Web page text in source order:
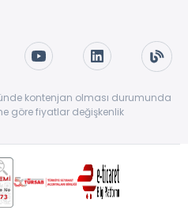
kontenjan olması durumunda
göre fiyatlar değişkenlik